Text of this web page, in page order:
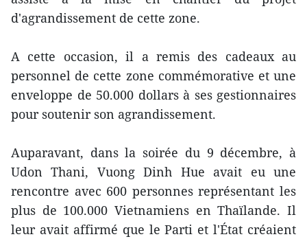
d'agrandissement de cette zone.
A cette occasion, il a remis des cadeaux au
personnel de cette zone commémorative et une
enveloppe de 50.000 dollars à ses gestionnaires
pour soutenir son agrandissement.
Auparavant, dans la soirée du 9 décembre, à
Udon Thani, Vuong Dinh Hue avait eu une
rencontre avec 600 personnes représentant les
plus de 100.000 Vietnamiens en Thaïlande. Il
leur avait affirmé que le Parti et l'État créaient